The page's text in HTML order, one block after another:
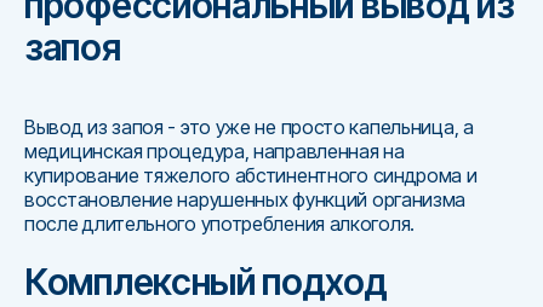
запоя
Вывод из запоя - это уже не просто капельница, а
медицинская процедура, направленная на
купирование тяжелого абстинентного синдрома и
восстановление нарушенных функций организма
после длительного употребления алкоголя.
Комплексный подход